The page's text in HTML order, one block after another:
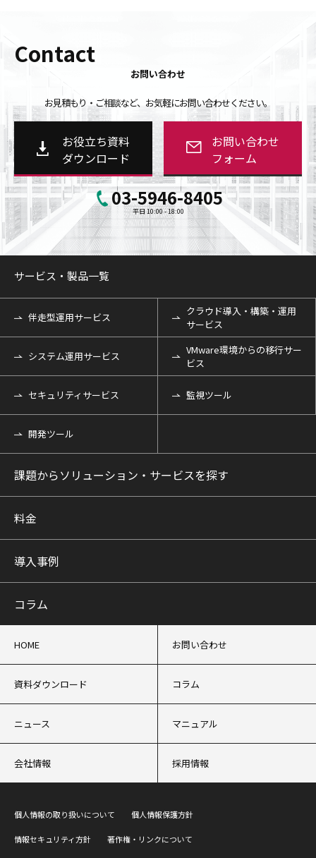
Contact
お問い合わせ
お見積もり・ご相談など、お気軽にお問い合わせください。
お役立ち資料
ダウンロード
お問い合わせ
フォーム
03-5946-8405
平日 10:00 - 18:00
サービス・製品一覧
伴走型運用サービス
クラウド導入・構築・運用
サービス
システム運用サービス
VMware環境からの移行サー
ビス
セキュリティサービス 監視ツール
開発ツール
課題からソリューション・サービスを探す
料金
導入事例
コラム
HOME お問い合わせ
資料ダウンロード コラム
ニュース マニュアル
会社情報 採用情報
個人情報の取り扱いについて 個人情報保護方針
情報セキュリティ方針 著作権・リンクについて